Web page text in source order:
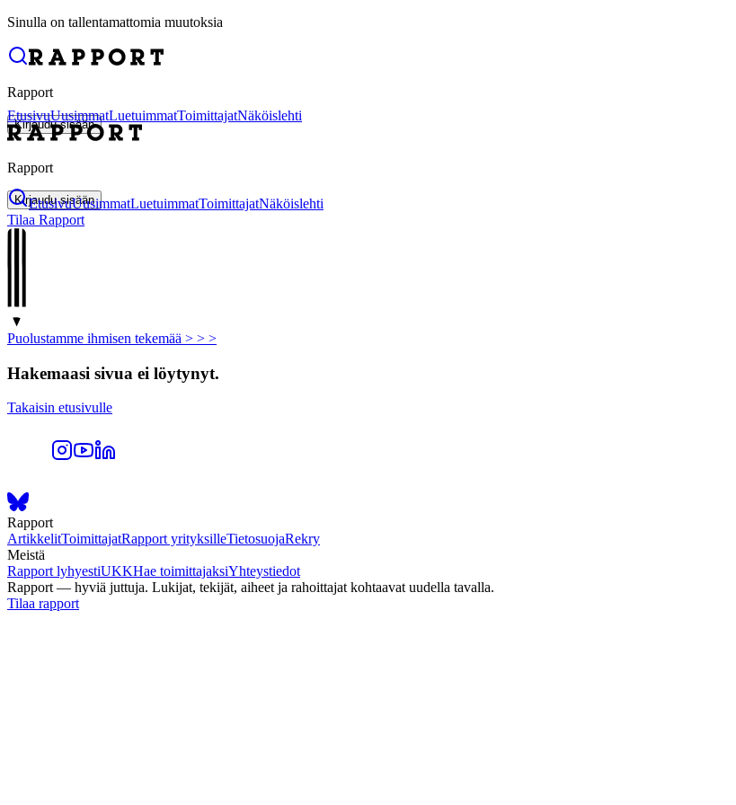
Sinulla on tallentamattomia muutoksia
Rapport
Kirjaudu sisään
EtusivuUusimmatLuetuimmatToimittajatNäköislehti
Rapport
Kirjaudu sisään
EtusivuUusimmatLuetuimmatToimittajatNäköislehti
Tilaa Rapport
Puolustamme ihmisen tekemää > > >
Hakemaasi sivua ei löytynyt.
Takaisin etusivulle
Rapport
ArtikkelitToimittajatRapport yrityksilleTietosuojaRekry
Meistä
Rapport lyhyestiUKKHae toimittajaksiYhteystiedot
Rapport — hyviä juttuja. Lukijat, tekijät, aiheet ja rahoittajat kohtaavat uudella tavalla.
Tilaa rapport